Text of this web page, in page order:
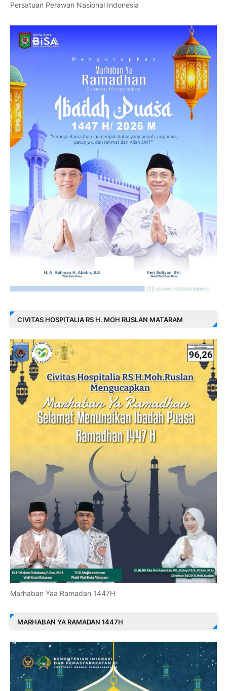
Persatuan Perawan Nasional Indonesia
CIVITAS HOSPITALIA RS H. MOH RUSLAN MATARAM
Marhaban Yaa Ramadan 1447H
MARHABAN YA RAMADAN 1447H